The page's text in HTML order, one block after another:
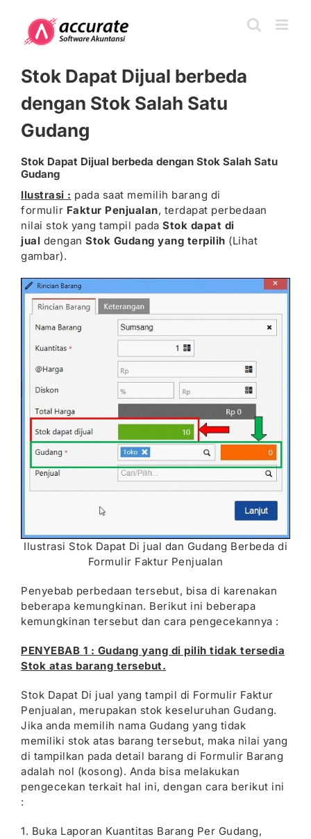
content
Stok Dapat Dijual berbeda
dengan Stok Salah Satu
Gudang
Stok Dapat Dijual berbeda dengan Stok Salah Satu
Gudang
Ilustrasi : pada saat memilih barang di
formulir Faktur Penjualan, terdapat perbedaan
nilai stok yang tampil pada Stok dapat di
jual dengan Stok Gudang yang terpilih (Lihat
gambar).
Ilustrasi Stok Dapat Di jual dan Gudang Berbeda di
Formulir Faktur Penjualan
Penyebab perbedaan tersebut, bisa di karenakan
beberapa kemungkinan. Berikut ini beberapa
kemungkinan tersebut dan cara pengecekannya :
PENYEBAB 1 : Gudang yang di pilih tidak tersedia
Stok atas barang tersebut.
Stok Dapat Di jual yang tampil di Formulir Faktur
Penjualan, merupakan stok keseluruhan Gudang.
Jika anda memilih nama Gudang yang tidak
memiliki stok atas barang tersebut, maka nilai yang
di tampilkan pada detail barang di Formulir Barang
adalah nol (kosong). Anda bisa melakukan
pengecekan terkait hal ini, dengan cara berikut ini
:
1. Buka Laporan Kuantitas Barang Per Gudang,